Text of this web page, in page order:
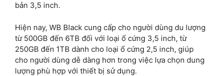
bản 3,5 inch.
Hiện nay, WB Black cung cấp cho người dùng du lượng
từ 500GB đến 6TB đối với loại ổ cứng 3,5 inch, từ
250GB đến 1TB dành cho loại ổ cứng 2,5 inch, giúp
cho người dùng dễ dàng hơn trong việc lựa chọn dung
lượng phù hợp với thiết bị sử dụng.